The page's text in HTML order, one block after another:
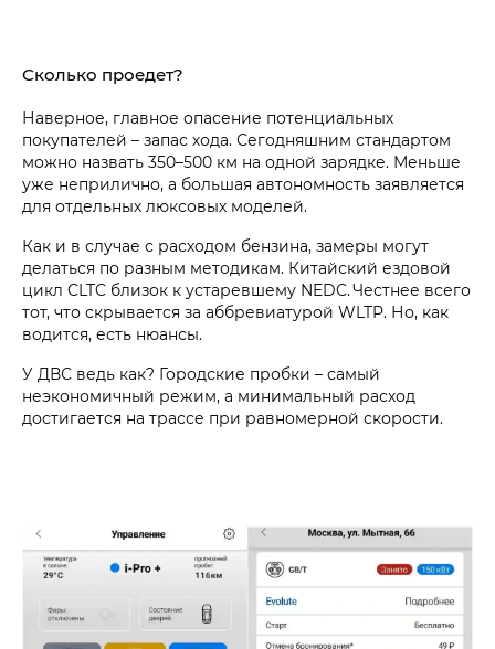
Сколько проедет?
Наверное, главное опасение потенциальных
покупателей – запас хода. Сегодняшним стандартом
можно назвать 350–500 км на одной зарядке. Меньше
уже неприлично, а большая автономность заявляется
для отдельных люксовых моделей.
Как и в случае с расходом бензина, замеры могут
делаться по разным методикам. Китайский ездовой
цикл CLTC близок к устаревшему NEDC. Честнее всего
тот, что скрывается за аббревиатурой WLTP. Но, как
водится, есть нюансы.
У ДВС ведь как? Городские пробки – самый
неэкономичный режим, а минимальный расход
достигается на трассе при равномерной скорости.